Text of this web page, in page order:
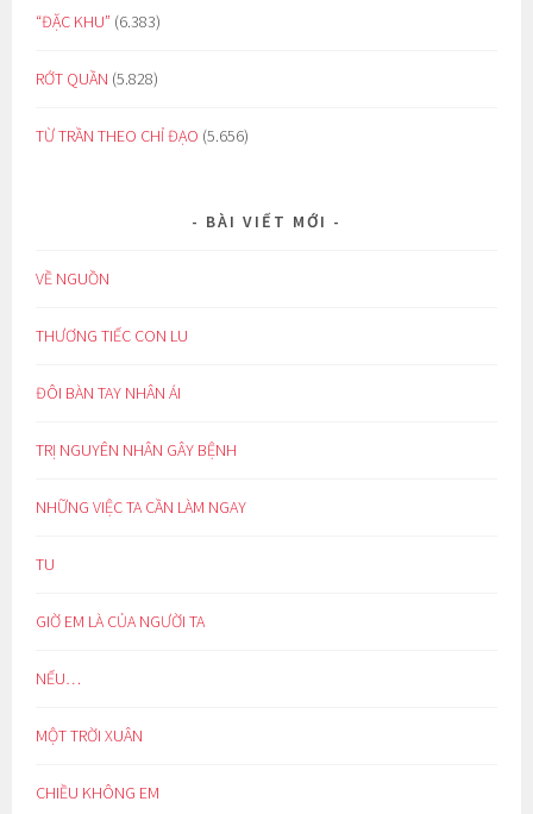
“ĐẶC KHU” (6.383)
RỚT QUẦN (5.828)
TỪ TRẦN THEO CHỈ ĐẠO (5.656)
BÀI VIẾT MỚI
VỀ NGUỒN
THƯƠNG TIẾC CON LU
ĐÔI BÀN TAY NHÂN ÁI
TRỊ NGUYÊN NHÂN GÂY BỆNH
NHỮNG VIỆC TA CẦN LÀM NGAY
TU
GIỜ EM LÀ CỦA NGƯỜI TA
NẾU…
MỘT TRỜI XUÂN
CHIỀU KHÔNG EM